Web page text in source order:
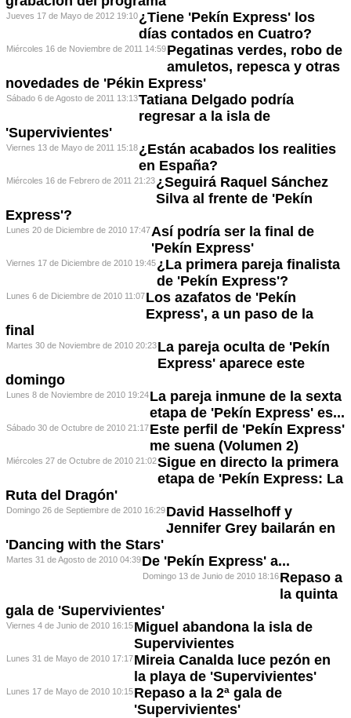
Jueves 17 de Mayo de 2012 19:10¿Tiene 'Pekín Express' los
días contados en Cuatro?
Miércoles 16 de Noviembre de 2011 14:59Pegatinas verdes, robo de
amuletos, repesca y otras
novedades de 'Pékin Express'
Sábado 6 de Agosto de 2011 13:13Tatiana Delgado podría
regresar a la isla de
'Supervivientes'
Viernes 13 de Mayo de 2011 15:18¿Están acabados los realities
en España?
Miércoles 16 de Febrero de 2011 21:23¿Seguirá Raquel Sánchez
Silva al frente de 'Pekín
Express'?
Lunes 20 de Diciembre de 2010 17:47Así podría ser la final de
'Pekín Express'
Viernes 17 de Diciembre de 2010 19:45¿La primera pareja finalista
de 'Pekín Express'?
Lunes 6 de Diciembre de 2010 11:07Los azafatos de 'Pekín
Express', a un paso de la
final
Martes 30 de Noviembre de 2010 20:23La pareja oculta de 'Pekín
Express' aparece este
domingo
Lunes 8 de Noviembre de 2010 19:24La pareja inmune de la sexta
etapa de 'Pekín Express' es...
Sábado 30 de Octubre de 2010 21:17Este perfil de 'Pekín Express'
me suena (Volumen 2)
Miércoles 27 de Octubre de 2010 21:02Sigue en directo la primera
etapa de 'Pekín Express: La
Ruta del Dragón'
Domingo 26 de Septiembre de 2010 16:29David Hasselhoff y
Jennifer Grey bailarán en
'Dancing with the Stars'
Martes 31 de Agosto de 2010 04:39De 'Pekín Express' a...
Domingo 13 de Junio de 2010 18:16Repaso a
la quinta
gala de 'Supervivientes'
Viernes 4 de Junio de 2010 16:15Miguel abandona la isla de
Supervivientes
Lunes 31 de Mayo de 2010 17:17Mireia Canalda luce pezón en
la playa de 'Supervivientes'
Lunes 17 de Mayo de 2010 10:15Repaso a la 2ª gala de
'Supervivientes'